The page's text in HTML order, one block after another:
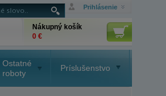
Prihlásenie
Nákupný košík
0 €
Ostatné
roboty
Príslušenstvo